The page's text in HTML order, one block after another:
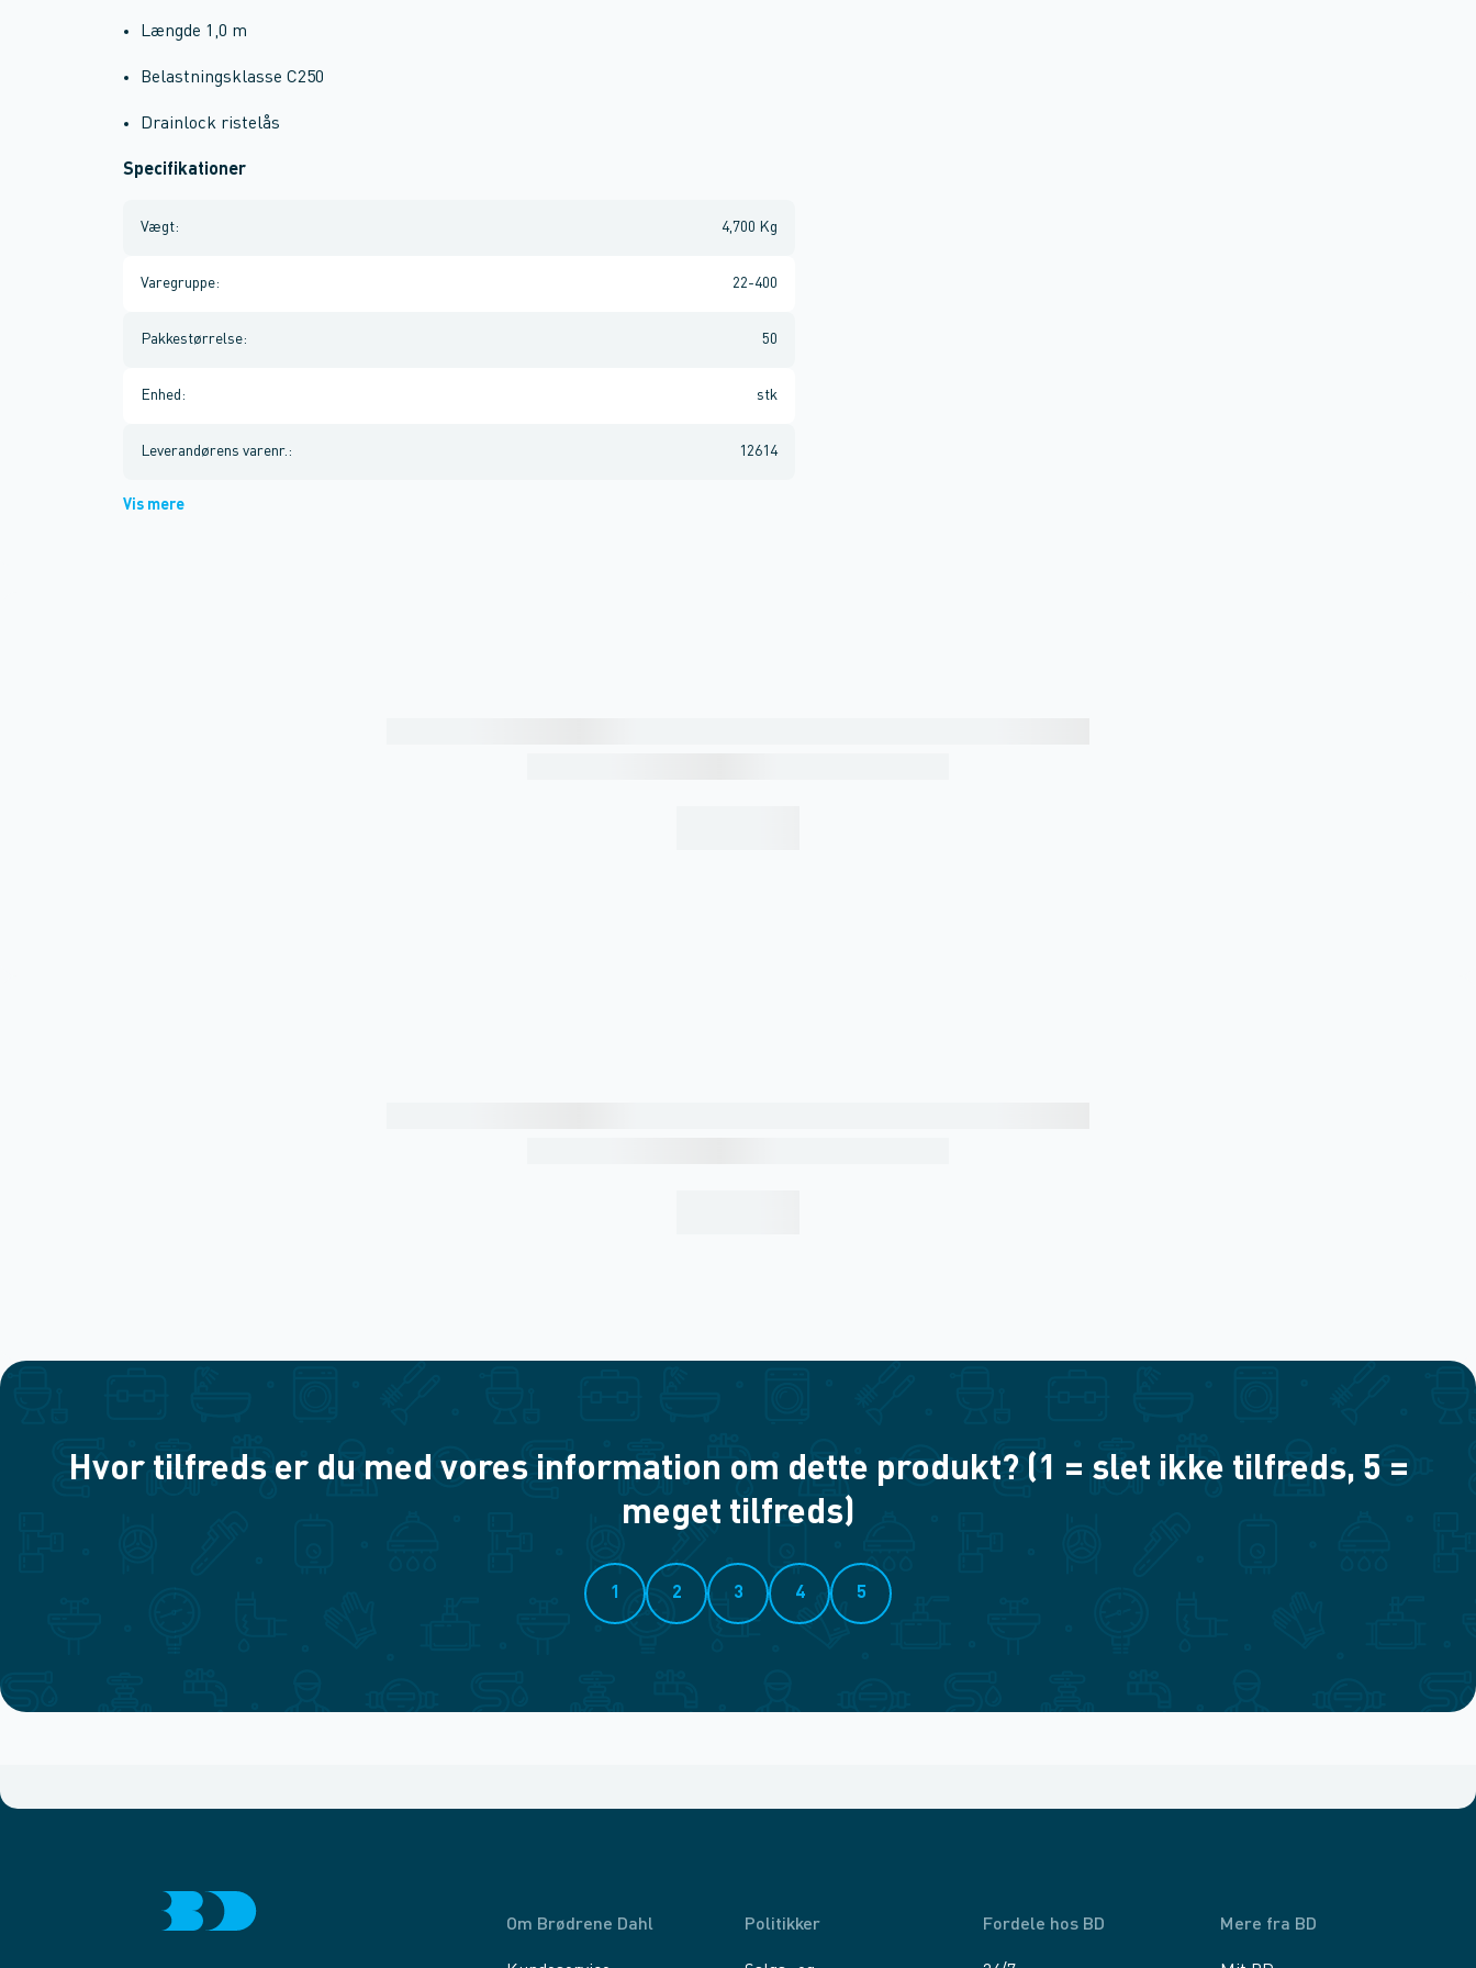
Længde 1,0 m
Belastningsklasse C250
Drainlock ristelås
Specifikationer
Vægt: 4,700 Kg
Varegruppe: 22-400
Pakkestørrelse: 50
Enhed : stk
Leverandørens varenr. : 12614
Vis mere
Hvor tilfreds er du med vores information om dette produkt? (1 = slet ikke tilfreds, 5 =
meget tilfreds)
1 2 3 4 5
Om Brødrene Dahl Politikker Fordele hos BD Mere fra BD